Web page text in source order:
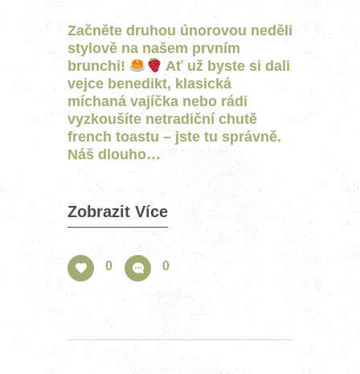
Začněte druhou únorovou neděli
stylově na našem prvním
brunchi!
Ať už byste si dali
vejce benedikt, klasická
míchaná vajíčka nebo rádi
vyzkoušíte netradiční chutě
french toastu – jste tu správně.
Náš dlouho…
Zobrazit Více
0 0